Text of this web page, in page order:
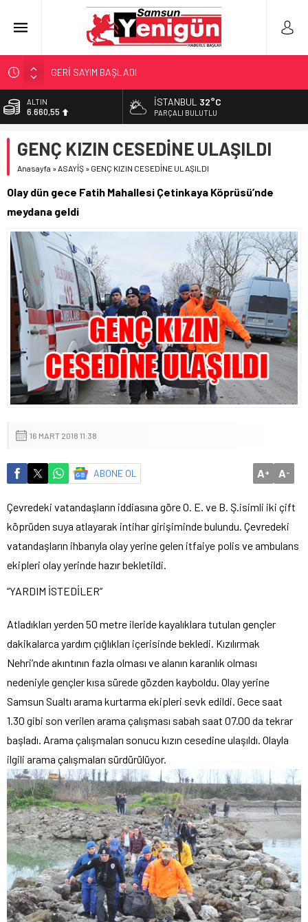
GERİ SAYIM BAŞLADI
SAMSUNSPOR’DA HEDEF 5’İNCİLİK!
‘BAFRA’YA YATIRIM YAPIN!’
YÖNETİCİ SEÇERKEN YAPILAN EN BÜYÜK HATALAR
ALTIN
6.660,55
13.779,39
DOLAR
55,1881
İSTANBUL 32°C
PARÇALI BULUTLU
GENÇ KIZIN CESEDİNE ULAŞILDI
Anasayfa »ASAYİŞ » GENÇ KIZIN CESEDİNE ULAŞILDI
Olay dün gece Fatih Mahallesi Çetinkaya Köprüsü’nde
meydana geldi
16 MART 2018 11:38
ABONE OL A+ A-
Çevredeki vatandaşların iddiasına göre O. E. ve B. Ş.isimli iki çift
köprüden suya atlayarak intihar girişiminde bulundu. Çevredeki
vatandaşların ihbarıyla olay yerine gelen itfaiye polis ve ambulans
ekipleri olay yerinde hazır bekletildi.
“YARDIM İSTEDİLER”
Atladıkları yerden 50 metre ileride kayalıklara tutulan gençler
dakikalarca yardım çığlıkları içerisinde bekledi. Kızılırmak
Nehri’nde akıntının fazla olması ve alanın karanlık olması
nedeniyle gençler kısa sürede gözden kayboldu. Olay yerine
Samsun Sualtı arama kurtarma ekipleri sevk edildi. Gece saat
1.30 gibi son verilen arama çalışması sabah saat 07.00 da tekrar
başladı. Arama çalışmaları sonucu kızın cesedine ulaşıldı. Olayla
ilgili arama çalışmaları sürdürülüyor.